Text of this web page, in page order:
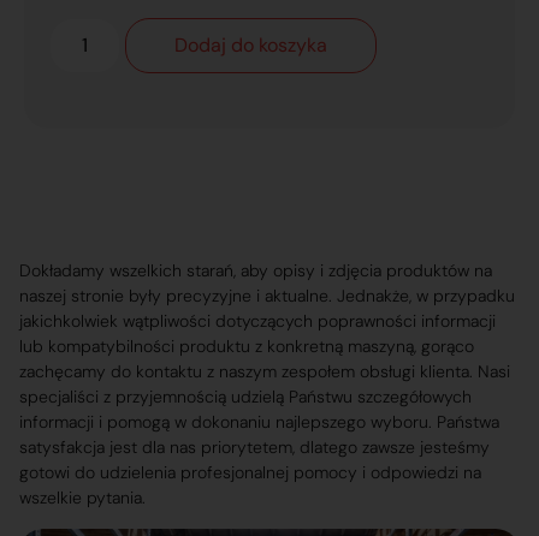
Dodaj do koszyka
Dokładamy wszelkich starań, aby opisy i zdjęcia produktów na
naszej stronie były precyzyjne i aktualne. Jednakże, w przypadku
jakichkolwiek wątpliwości dotyczących poprawności informacji
lub kompatybilności produktu z konkretną maszyną, gorąco
zachęcamy do kontaktu z naszym zespołem obsługi klienta. Nasi
specjaliści z przyjemnością udzielą Państwu szczegółowych
informacji i pomogą w dokonaniu najlepszego wyboru. Państwa
satysfakcja jest dla nas priorytetem, dlatego zawsze jesteśmy
gotowi do udzielenia profesjonalnej pomocy i odpowiedzi na
wszelkie pytania.